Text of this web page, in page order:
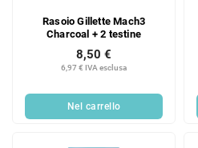
Rasoio Gillette Mach3
Charcoal + 2 testine
6,97 € IVA esclusa
8,50 €
Nel carrello